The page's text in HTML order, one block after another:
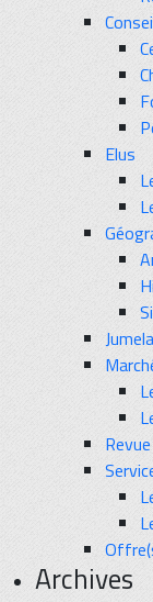
Elus
Archives